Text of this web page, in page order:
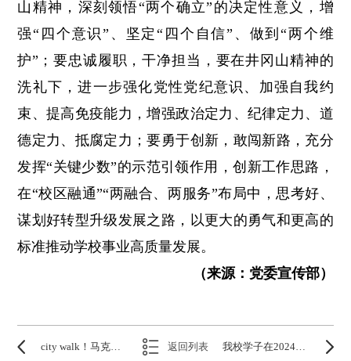
山精神，深刻领悟“两个确立”的决定性意义，增
强“四个意识”、坚定“四个自信”、做到“两个维
护”；要忠诚履职，干净担当，要在井冈山精神的
洗礼下，进一步强化党性党纪意识、加强自我约
束、提高免疫能力，增强政治定力、纪律定力、道
德定力、抵腐定力；要勇于创新，敢闯新路，充分
发挥“关键少数”的示范引领作用，创新工作思路，
在“校区融通”“两融合、两服务”布局中，思考好、
谋划好转型升级发展之路，以更大的勇气和更高的
标准推动学校事业高质量发展。
（来源：党委宣传部）
city walk！马克思主义学院打造“行走的思政课” 返回列表 我校学子在2024年第十六届大广赛中再创佳绩！